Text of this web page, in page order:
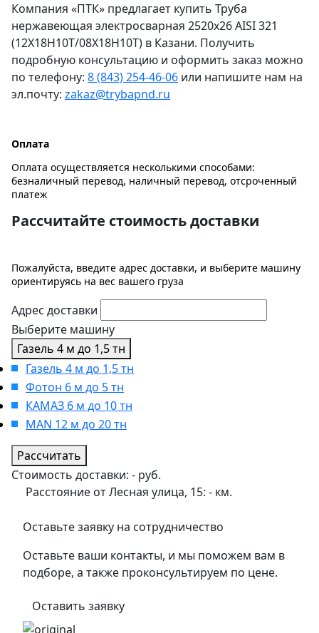
Компания «ПТК» предлагает купить Труба
нержавеющая электросварная 2520х26 AISI 321
(12Х18Н10Т/08Х18Н10Т) в Казани. Получить
подробную консультацию и оформить заказ можно
по телефону: 8 (843) 254-46-06 или напишите нам на
эл.почту: zakaz@trybapnd.ru
Оплата
Оплата осуществляется несколькими способами:
безналичный перевод, наличный перевод, отсроченный
платеж
Рассчитайте стоимость доставки
Пожалуйста, введите адрес доставки, и выберите машину
ориентируясь на вес вашего груза
Адрес доставки
Выберите машину
Газель 4 м до 1,5 тн
Газель 4 м до 1,5 тн
Фотон 6 м до 5 тн
КАМАЗ 6 м до 10 тн
MAN 12 м до 20 тн
Рассчитать
Стоимость доставки: - руб.
Расстояние от Лесная улица, 15: - км.
Оставьте заявку на сотрудничество
Оставьте ваши контакты, и мы поможем вам в
подборе, а также проконсультируем по цене.
Оставить заявку